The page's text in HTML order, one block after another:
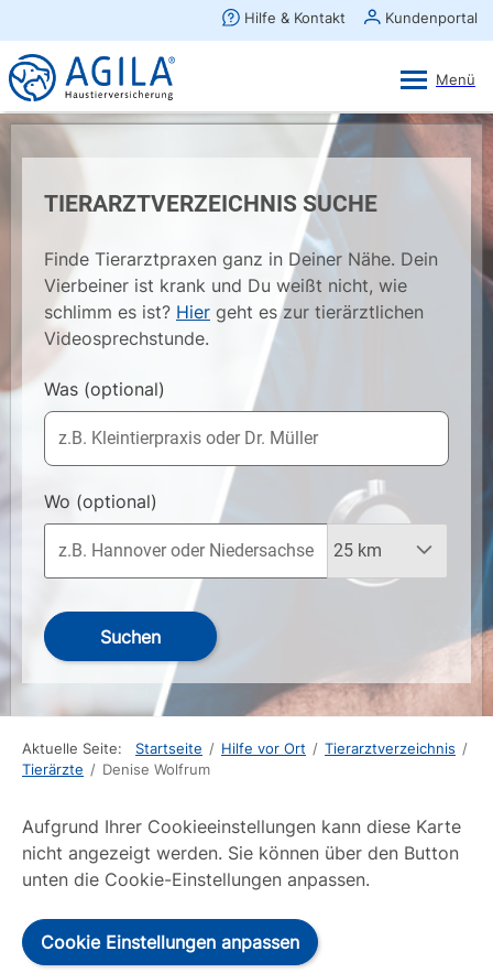
TIERARZTVERZEICHNIS SUCHE
Finde Tierarztpraxen ganz in Deiner Nähe. Dein
Vierbeiner ist krank und Du weißt nicht, wie
schlimm es ist? Hier geht es zur tierärztlichen
Videosprechstunde.
Was (optional)
Wo (optional)
Suchen
Aktuelle Seite: Startseite / Hilfe vor Ort / Tierarztverzeichnis /
Tierärzte / Denise Wolfrum
Aufgrund Ihrer Cookieeinstellungen kann diese Karte
nicht angezeigt werden. Sie können über den Button
unten die Cookie-Einstellungen anpassen.
Cookie Einstellungen anpassen
×
AGILA Kunden-App
Gratis - Im Play Store laden
Ansehen